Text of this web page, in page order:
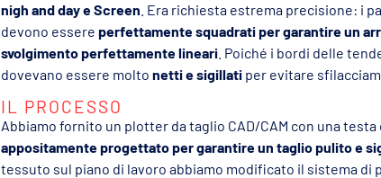
nigh and day e Screen . Era richiesta estrema precisione: i
devono essere perfettamente squadrati per garantire un
svolgimento perfettamente lineari . Poiché i bordi delle
dovevano essere molto nettie sigillati per evitare
IL PROCESSO
Abbiamo fornito un plotter da taglio CAD/CAM con una testa
appositamente progettato per garantire un taglio pulito e
tessuto sul piano di lavoro abbiamo modificato il sistema di